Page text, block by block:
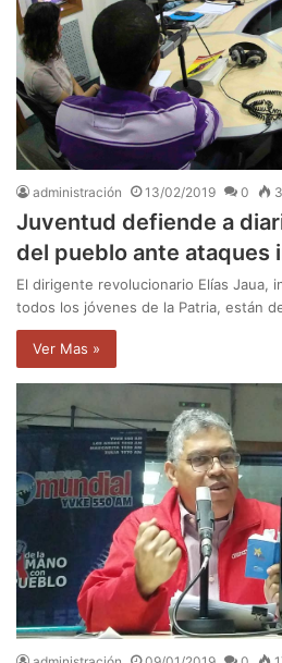
administración 13/02/2019 0
Juventud defiende a
del pueblo ante ataques
El dirigente revolucionario Elías Jaua,
todos los jóvenes de la Patria, están
Ver Mas »